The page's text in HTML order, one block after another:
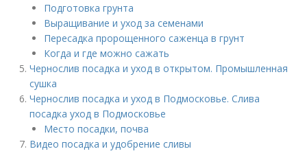
Подготовка грунта
Выращивание и уход за семенами
Пересадка пророщенного саженца в грунт
Когда и где можно сажать
Чернослив посадка и уход в открытом. Промышленная
сушка
Чернослив посадка и уход в Подмосковье. Слива
посадка уход в Подмосковье
Место посадки, почва
Видео посадка и удобрение сливы